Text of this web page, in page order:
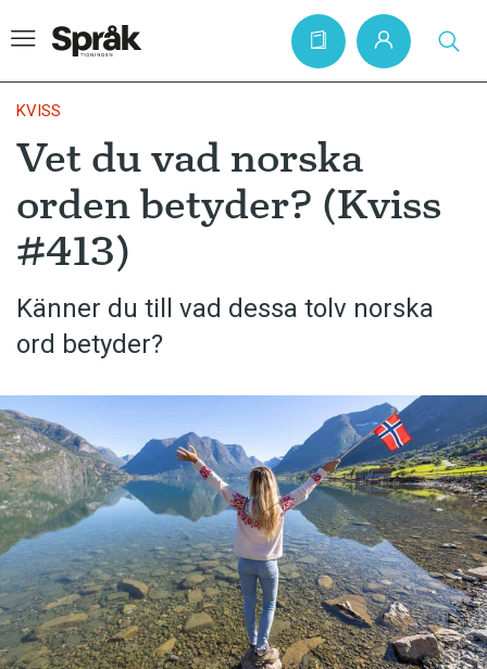
Hem
Artiklar
Krönikor
Språkfrågor
Skrivtips
Kviss
Podden
Anmäl till språkpolisen
Föreslå nyord
Annonsera
Prenumerera
Läs Språktidningen digitalt
KVISS
Vet du vad norska
orden betyder? (Kviss
#413)
Känner du till vad dessa tolv norska
ord betyder?